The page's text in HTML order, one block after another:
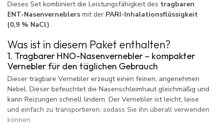
Dieses Set kombiniert die Leistungsfähigkeit des tragbaren
ENT-Nasenverneblers mit der PARI-Inhalationsflüssigkeit
(0,9 % NaCl) .
Was ist in diesem Paket enthalten?
1. Tragbarer HNO-Nasenvernebler – kompakter
Vernebler für den täglichen Gebrauch
Dieser tragbare Vernebler erzeugt einen feinen, angenehmen
Nebel. Dieser befeuchtet die Nasenschleimhaut gleichmäßig und
kann Reizungen schnell lindern. Der Vernebler ist leicht, leise
und einfach zu transportieren, sodass Sie ihn überall verwenden
können.